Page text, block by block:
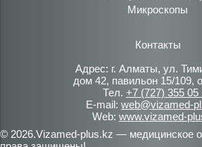
Микроскопы
Контакты
Адрес: г. Алматы, ул.
дом 42, павильон 15/109,
Тел. +7 (727) 355 05
E-mail: web@vizamed-
Web: www.vizamed-
© 2026.Vizamed-plus.kz — медицинское